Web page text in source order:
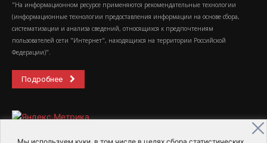
Мы используем куки, в том числе в целях сбора статистических
"На информационном ресурсе применяются рекомендательные технологии
(информационные технологии предоставления информации на основе сбора,
систематизации и анализа сведений, относящихся к предпочтениям
пользователей сети "Интернет", находящихся на территории Российской
Федерации)".
Подробнее